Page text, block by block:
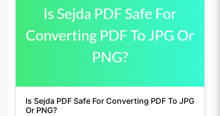
Is Sejda PDF Safe For Converting PDF To JPG
Or PNG?